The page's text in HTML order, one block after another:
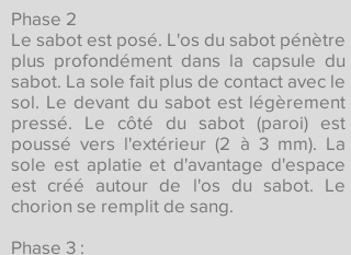
Phase 2
Le sabot est posé. L'os du sabot pénètre
plus profondément dans la capsule du
sabot. La sole fait plus de contact avec le
sol. Le devant du sabot est légèrement
pressé. Le côté du sabot (paroi) est
poussé vers l'extérieur (2 à 3 mm). La
sole est aplatie et d'avantage d'espace
est créé autour de l'os du sabot. Le
chorion se remplit de sang.
Phase 3 :